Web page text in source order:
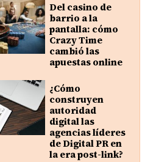
Del casino de
barrio a la
pantalla: cómo
Crazy Time
cambió las
apuestas online
¿Cómo
construyen
autoridad
digital las
agencias líderes
de Digital PR en
la era post-link?